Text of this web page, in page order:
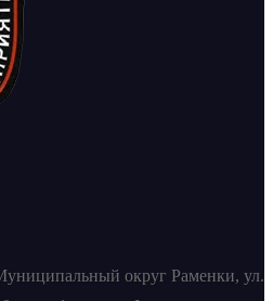
округ Раменки, ул.